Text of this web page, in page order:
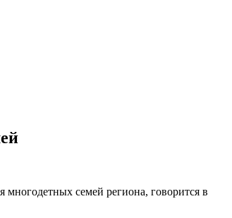
многодетных семей региона, говорится в